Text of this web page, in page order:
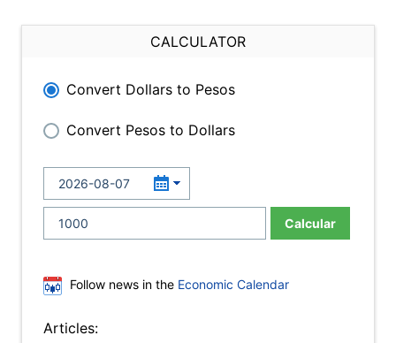
CALCULATOR
Convert Dollars to Pesos
Convert Pesos to Dollars
Calcular
Follow news in the Economic Calendar
Articles: